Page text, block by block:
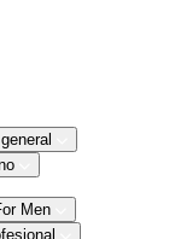
Men